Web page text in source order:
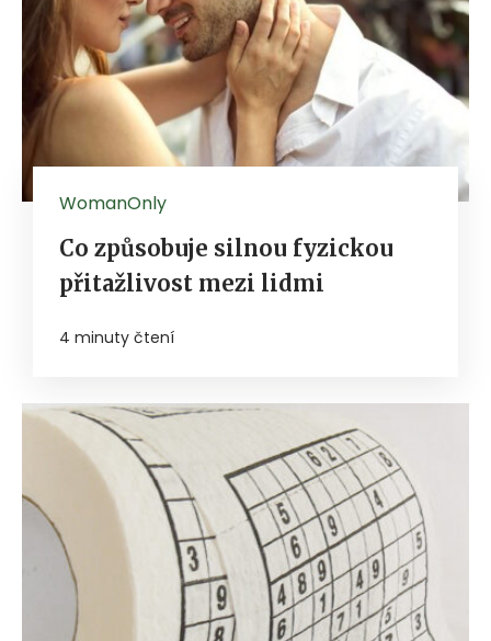
WomanOnly
Co způsobuje silnou fyzickou
přitažlivost mezi lidmi
4 minuty čtení